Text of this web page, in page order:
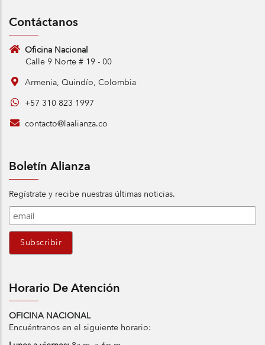
Contáctanos
Oficina Nacional
Calle 9 Norte # 19 - 00
Armenia, Quindío, Colombia
+57 310 823 1997
contacto@laalianza.co
Boletín Alianza
Regístrate y recibe nuestras últimas noticias.
Horario De Atención
OFICINA NACIONAL
Encuéntranos en el siguiente horario: